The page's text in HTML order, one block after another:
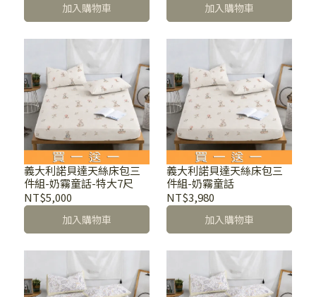
加入購物車 加入購物車
義大利諾貝達天絲床包三
件組-奶霧童話-特大7尺
NT$5,000
加入購物車
義大利諾貝達天絲床包三
件組-奶霧童話
NT$3,980
加入購物車